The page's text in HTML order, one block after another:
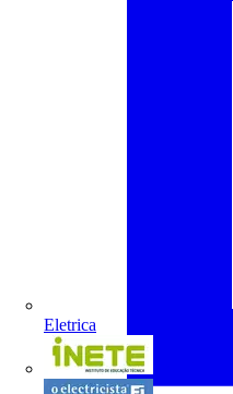
Eletrica